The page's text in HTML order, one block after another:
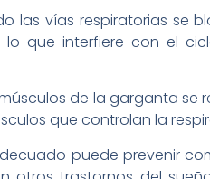
vías respiratorias se
que interfiere con el
de la garganta se
que controlan la
puede prevenir